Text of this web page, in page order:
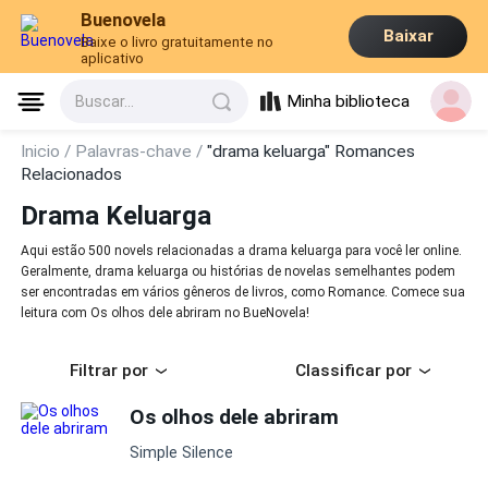
Buenovela
Baixe o livro gratuitamente no
aplicativo
Baixar
Buscar... Minha biblioteca
Inicio / Palavras-chave /"drama keluarga" Romances
Relacionados
Drama Keluarga
Aqui estão 500 novels relacionadas a drama keluarga para você ler online.
Geralmente, drama keluarga ou histórias de novelas semelhantes podem
ser encontradas em vários gêneros de livros, como Romance. Comece sua
leitura com Os olhos dele abriram no BueNovela!
Filtrar por Classificar por
Os olhos dele abriram
Simple Silence